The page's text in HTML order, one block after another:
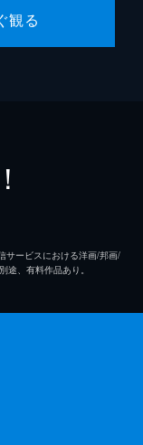
観る
！
サービスにおける洋画/邦画/
、有料作品あり。